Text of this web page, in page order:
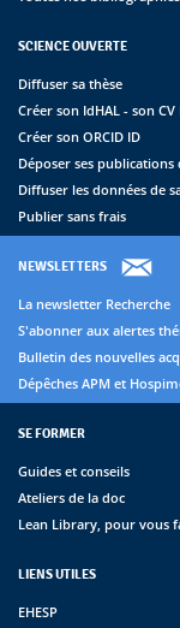
SCIENCE OUVERTE
Diffuser sa thèse
Créer son IdHAL - son CV
Créer son ORCID ID
Déposer ses publications
Diffuser les données de
Publier sans frais
NEWSLETTERS
La newsletter Recherche
S'abonner aux alertes
Bulletin des nouvelles
Dépêches APM et
SE FORMER
Guides et conseils
Ateliers de la doc
Lean Library, pour vous
LIENS UTILES
EHESP